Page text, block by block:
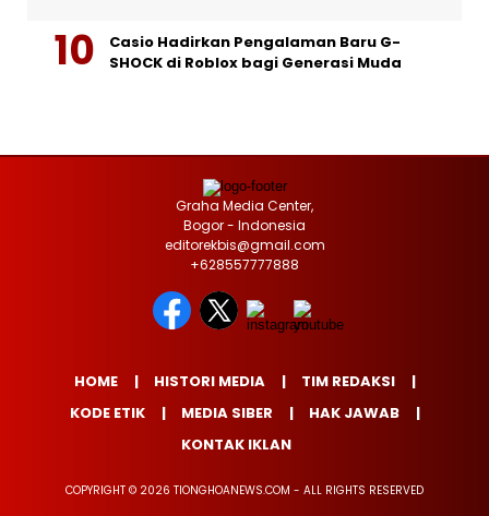
Casio Hadirkan Pengalaman Baru G-
SHOCK di Roblox bagi Generasi Muda
Graha Media Center,
Bogor - Indonesia
editorekbis@gmail.com
+628557777888
HOME HISTORI MEDIA
TIM REDAKSI
KODE ETIK
MEDIA SIBER
HAK JAWAB
KONTAK IKLAN
COPYRIGHT © 2026 TIONGHOANEWS.COM - ALL RIGHTS RESERVED